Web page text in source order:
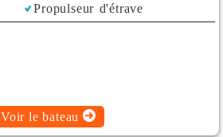
Propulseur d'étrave
Bimini
Voir le bateau